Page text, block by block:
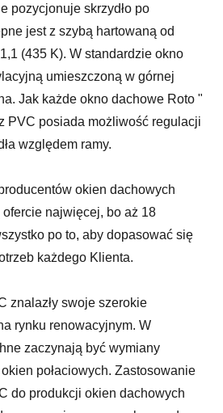
pozycjonuje skrzydło po
jest z szybą hartowaną od
(435 K). W standardzie okno
umieszczoną w górnej
Jak każde okno dachowe Roto "
PVC posiada możliwość regulacji
względem ramy.
okien dachowych
najwięcej, bo aż 18
po to, aby dopasować się
każdego Klienta.
znalazły swoje szerokie
rynku renowacyjnym. W
zaczynają być wymiany
połaciowych. Zastosowanie
do produkcji okien dachowych